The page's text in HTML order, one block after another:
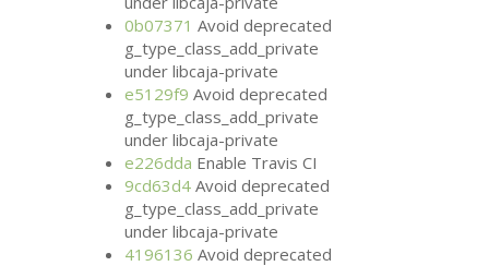
0b07371 Avoid deprecated
g_type_class_add_private
under libcaja-private
e5129f9 Avoid deprecated
g_type_class_add_private
under libcaja-private
e226dda Enable TravisCI
9cd63d4 Avoid deprecated
g_type_class_add_private
under libcaja-private
4196136 Avoid deprecated